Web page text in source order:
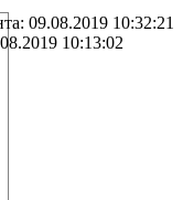
09.08.2019 10:32:21
10:13:02